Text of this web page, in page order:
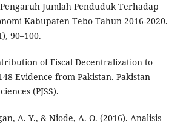
Jumlah Penduduk Terhadap
Kabupaten Tebo Tahun 2016-2020.
90–100.
of Fiscal Decentralization to
Evidence from Pakistan. Pakistan
(PJSS).
A. Y., & Niode, A. O. (2016). Analisis